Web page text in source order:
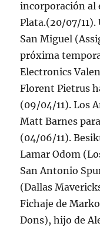
incorporación al
Plata.(20/07/
San Miguel
próxima
Electronics
Florent Pietrus
(09/04/11). Los
Matt Barnes
(04/06/11).
Lamar Odom
San Antonio
(Dallas
Fichaje de
Dons), hijo de